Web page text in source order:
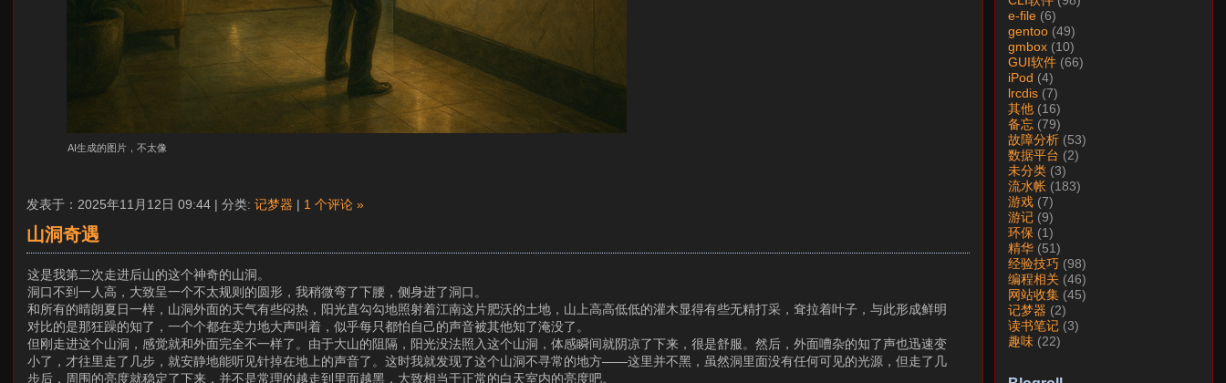
AI生成的图片，不太像
发表于：2025年11月12日 09:44 | 分类: 记梦器 | 1 个评论 »
山洞奇遇
这是我第二次走进后山的这个神奇的山洞。
洞口不到一人高，大致呈一个不太规则的圆形，我稍微弯了下腰，侧身进了洞口。
和所有的晴朗夏日一样，山洞外面的天气有些闷热，阳光直勾勾地照射着江南这片肥沃的土地，山上高高低低的灌木显得有些无精打采，耷拉着叶子，与此形成鲜明
对比的是那狂躁的知了，一个个都在卖力地大声叫着，似乎每只都怕自己的声音被其他知了淹没了。
但刚走进这个山洞，感觉就和外面完全不一样了。由于大山的阻隔，阳光没法照入这个山洞，体感瞬间就阴凉了下来，很是舒服。然后，外面嘈杂的知了声也迅速变
小了，才往里走了几步，就安静地能听见针掉在地上的声音了。这时我就发现了这个山洞不寻常的地方——这里并不黑，虽然洞里面没有任何可见的光源，但走了几
步后，周围的亮度就稳定了下来，并不是常理的越走到里面越黑，大致相当于正常的白天室内的亮度吧。
e-file (6)
gentoo (49)
gmbox (10)
GUI软件 (66)
iPod (4)
lrcdis (7)
其他 (16)
备忘 (79)
故障分析 (53)
数据平台 (2)
未分类 (3)
流水帐 (183)
游戏 (7)
游记 (9)
环保 (1)
精华 (51)
经验技巧 (98)
编程相关 (46)
网站收集 (45)
记梦器 (2)
读书笔记 (3)
趣味 (22)